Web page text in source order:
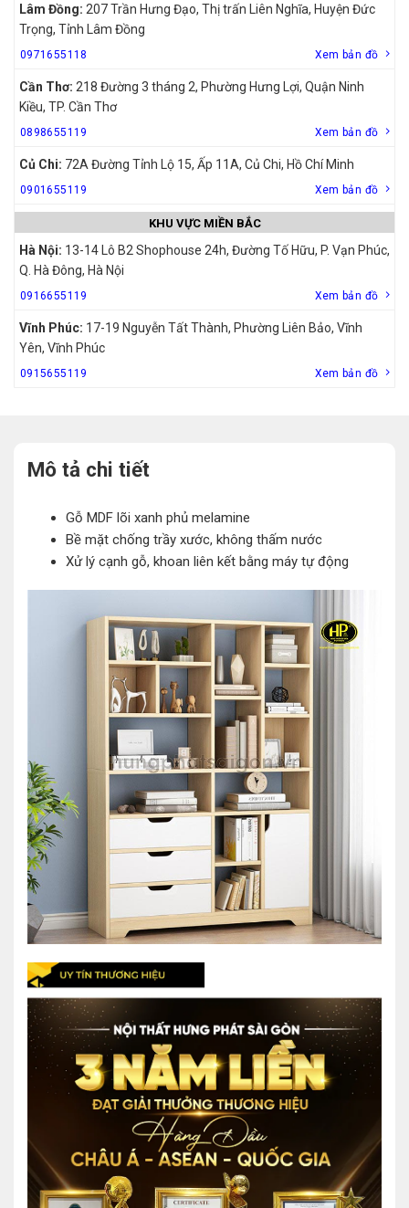
Lâm Đồng: 207 Trần Hưng Đạo, Thị trấn Liên Nghĩa, Huyện Đức
Trọng, Tỉnh Lâm Đồng
0971655118 Xem bản đồ
Cần Thơ: 218 Đường 3 tháng 2, Phường Hưng Lợi, Quận Ninh
Kiều, TP. Cần Thơ
0898655119 Xem bản đồ
Củ Chi: 72A Đường Tỉnh Lộ 15, Ấp 11A, Củ Chi, Hồ Chí Minh
0901655119 Xem bản đồ
KHU VỰC MIỀN BẮC
Hà Nội: 13-14 Lô B2 Shophouse 24h, Đường Tố Hữu, P. Vạn Phúc,
Q. Hà Đông, Hà Nội
0916655119 Xem bản đồ
Vĩnh Phúc: 17-19 Nguyễn Tất Thành, Phường Liên Bảo, Vĩnh
Yên, Vĩnh Phúc
0915655119 Xem bản đồ
Mô tả chi tiết
Gỗ MDF lõi xanh phủ melamine
Bề mặt chống trầy xước, không thấm nước
Xử lý cạnh gỗ, khoan liên kết bằng máy tự động